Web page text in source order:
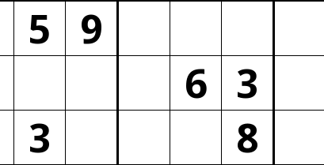
5 9
6 3
3 8